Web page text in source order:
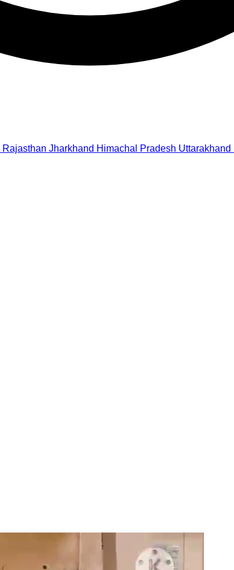
Rajasthan Jharkhand Himachal Pradesh Uttarakhand